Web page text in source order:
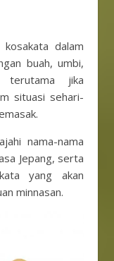
buah, umbi,
terutama jika
situasi sehari-
nama-nama
Jepang, serta
yang akan
minnasan.